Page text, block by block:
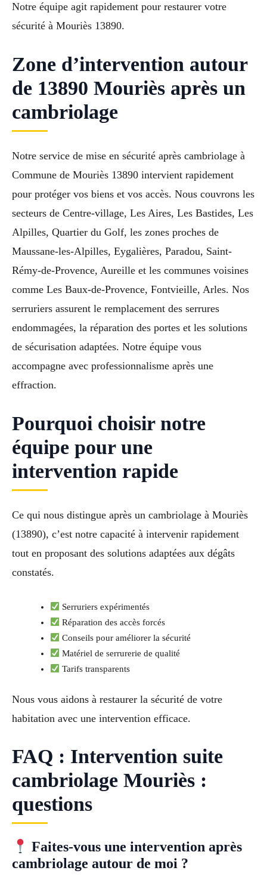
Notre équipe agit rapidement pour restaurer votre
sécurité à Mouriès 13890.
Zone d’intervention autour
de 13890 Mouriès après un
cambriolage
Notre service de mise en sécurité après cambriolage à
Commune de Mouriès 13890 intervient rapidement
pour protéger vos biens et vos accès. Nous couvrons les
secteurs de Centre-village, Les Aires, Les Bastides, Les
Alpilles, Quartier du Golf, les zones proches de
Maussane-les-Alpilles, Eygalières, Paradou, Saint-
Rémy-de-Provence, Aureille et les communes voisines
comme Les Baux-de-Provence, Fontvieille, Arles. Nos
serruriers assurent le remplacement des serrures
endommagées, la réparation des portes et les solutions
de sécurisation adaptées. Notre équipe vous
accompagne avec professionnalisme après une
effraction.
Pourquoi choisir notre
équipe pour une
intervention rapide
Ce qui nous distingue après un cambriolage à Mouriès
(13890), c’est notre capacité à intervenir rapidement
tout en proposant des solutions adaptées aux dégâts
constatés.
Serruriers expérimentés
Réparation des accès forcés
Conseils pour améliorer la sécurité
Matériel de serrurerie de qualité
Tarifs transparents
Nous vous aidons à restaurer la sécurité de votre
habitation avec une intervention efficace.
FAQ : Intervention suite
cambriolage Mouriès :
questions
Faites-vous une intervention après
cambriolage autour de moi ?